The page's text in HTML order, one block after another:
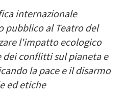
internazionale
pubblico al Teatro del
l'impatto ecologico
conflitti sul pianeta e
la pace e il disarmo
ed etiche